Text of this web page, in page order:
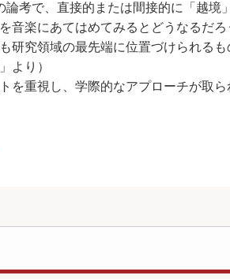
考で、直接的または間接的に「越
音楽にあてはめてみるとどうなるだ
研究領域の最先端に位置づけられる
より）
を重視し、学際的なアプローチが取